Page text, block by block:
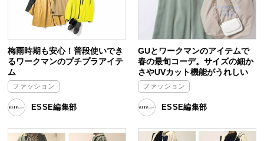
梅雨時期も安心！普段使いでき
るワークマンのプチプラアイテ
ム
ファッション
ESSE編集部
GUとワークマンのアイテムで
春の最旬コーデ。サイズの細か
さやUVカット機能がうれしい
ファッション
ESSE編集部